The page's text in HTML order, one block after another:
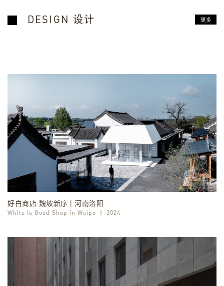
DESIGN 设计
好白商店·魏坡新序 | 河南洛阳
White Is Good Shop in Weipo 2024